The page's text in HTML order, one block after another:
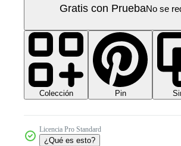
Gratis con PruebaNo se
Colección Pin
Licencia Pro Standard
¿Qué es esto?